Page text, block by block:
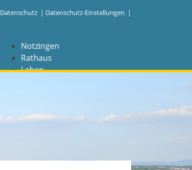
Datenschutz | Datenschutz-Einstellungen |
Notzingen
Rathaus
Leben
NAVIGATION